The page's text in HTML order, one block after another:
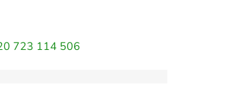
723 114 506